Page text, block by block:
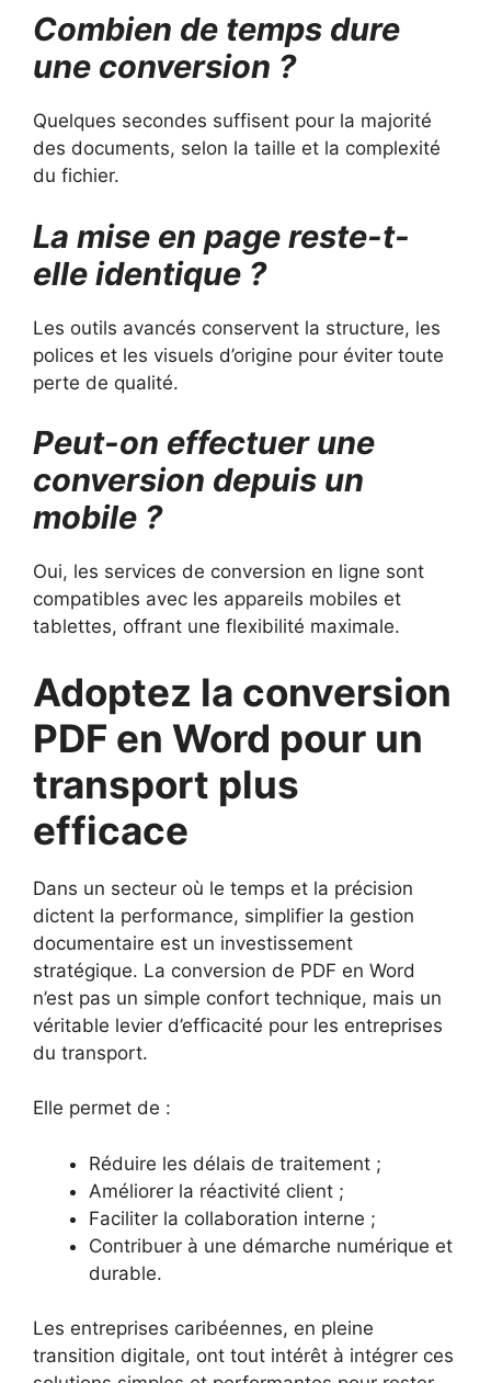
Combien de temps dure
une conversion ?
Quelques secondes suffisent pour la majorité
des documents, selon la taille et la complexité
du fichier.
La mise en page reste-t-
elle identique ?
Les outils avancés conservent la structure, les
polices et les visuels d’origine pour éviter toute
perte de qualité.
Peut-on effectuer une
conversion depuis un
mobile ?
Oui, les services de conversion en ligne sont
compatibles avec les appareils mobiles et
tablettes, offrant une flexibilité maximale.
Adoptez la conversion
PDF en Word pour un
transport plus
efficace
Dans un secteur où le temps et la précision
dictent la performance, simplifier la gestion
documentaire est un investissement
stratégique. La conversion de PDF en Word
n’est pas un simple confort technique, mais un
véritable levier d’efficacité pour les entreprises
du transport.
Elle permet de :
Réduire les délais de traitement ;
Améliorer la réactivité client ;
Faciliter la collaboration interne ;
Contribuer à une démarche numérique et
durable.
Les entreprises caribéennes, en pleine
transition digitale, ont tout intérêt à intégrer ces